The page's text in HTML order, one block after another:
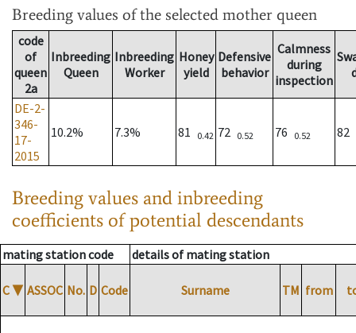
Breeding values of the selected mother queen
code
of
queen
2a
Inbreeding
Queen
Inbreeding
Worker
Honey
yield
Defensive
behavior
Calmness
during
inspection
DE-2-
346-
17-
2015
10.2% 7.3% 81 0.42 72 0.52 76 0.52 82
Breeding values and inbreeding
coefficients of potential descendants
mating station code details of mating station
C ▼ ASSOC No. D Code Surname TM from